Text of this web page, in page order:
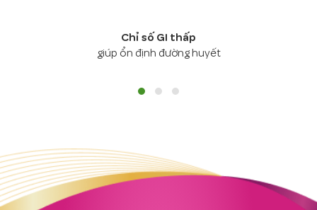
Chỉ số GI thấp
giúp ổn định đường huyết